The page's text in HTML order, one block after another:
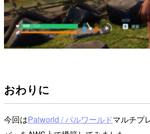
おわりに
今回はPalworld / パルワールドマルチプ